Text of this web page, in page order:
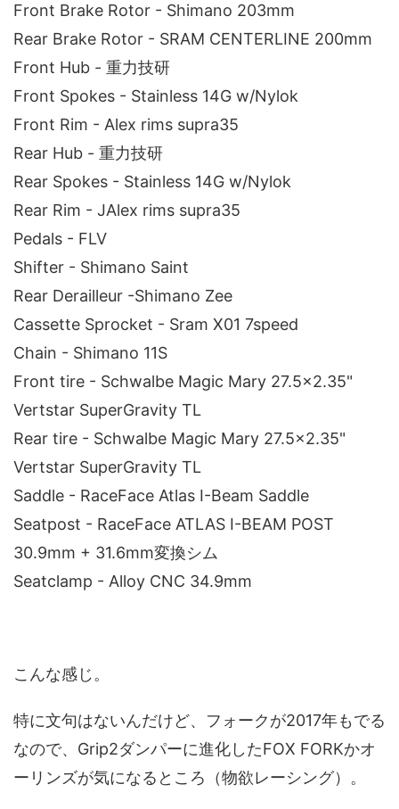
Front Brake Rotor - Shimano 203mm
Rear Brake Rotor - SRAM CENTERLINE 200mm
Front Hub - 重力技研
Front Spokes - Stainless 14G w/Nylok
Front Rim - Alex rims supra35
Rear Hub - 重力技研
Rear Spokes - Stainless 14G w/Nylok
Rear Rim - JAlex rims supra35
Pedals - FLV
Shifter - Shimano Saint
Rear Derailleur -Shimano Zee
Cassette Sprocket - Sram X01 7speed
Chain - Shimano 11S
Front tire - Schwalbe Magic Mary 27.5x2.35"
Vertstar SuperGravity TL
Rear tire - Schwalbe Magic Mary 27.5x2.35"
Vertstar SuperGravity TL
Saddle - RaceFace Atlas I-Beam Saddle
Seatpost - RaceFace ATLAS I-BEAM POST
30.9mm + 31.6mm変換シム
Seatclamp - Alloy CNC 34.9mm
こんな感じ。
特に文句はないんだけど、フォークが2017年もでる
なので、Grip2ダンパーに進化したFOX FORKかオ
ーリンズが気になるところ（物欲レーシング）。